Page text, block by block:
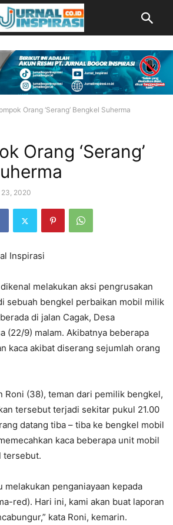
Orang ‘Serang’ Bengkel Suherma
Orang ‘Serang’
23, 2020
Inspirasi
melakukan aksi pengrusakan
sebuah bengkel perbaikan mobil milik
di jalan Cagak, Desa
(22/9) malam. Akibatnya beberapa
kaca akibat diserang sejumlah orang
Roni (38), teman dari pemilik bengkel,
tersebut terjadi sekitar pukul 21.00
datang tiba – tiba ke bengkel mobil
kaca beberapa unit mobil
tersebut.
melakukan penganiayaan kepada
red). Hari ini, kami akan buat laporan
kata Roni, kemarin.